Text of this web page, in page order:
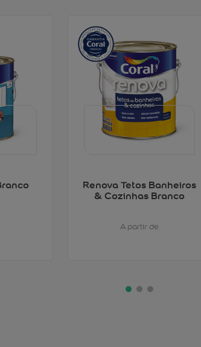
Renova Tetos Banheiros
& Cozinhas Branco
A partir de